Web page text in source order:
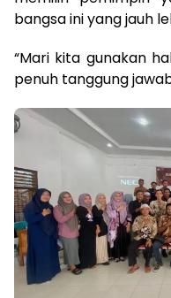
bangsa ini yang jauh
“Mari kita gunakan
penuh tanggung